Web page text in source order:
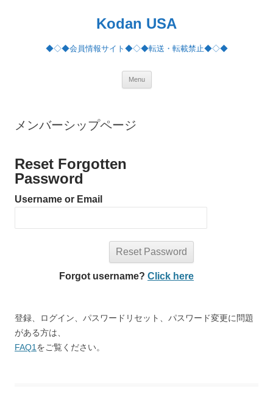
Kodan USA
◆◇◆会員情報サイト◆◇◆転送・転載禁止◆◇◆
Menu
メンバーシップページ
Reset Forgotten
Password
Username or Email
Forgot username? Click here
登録、ログイン、パスワードリセット、パスワード変更に問題
がある方は、
FAQ1 をご覧ください。